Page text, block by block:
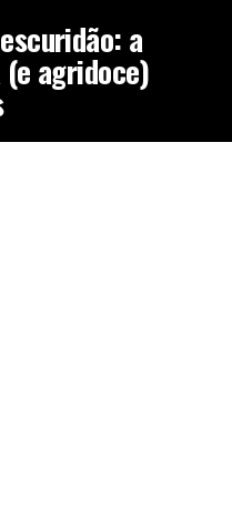
a
agridoce)